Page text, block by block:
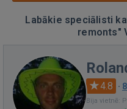
Labākie speciālisti
remonts"
4.8 ·
Bija vietnē: